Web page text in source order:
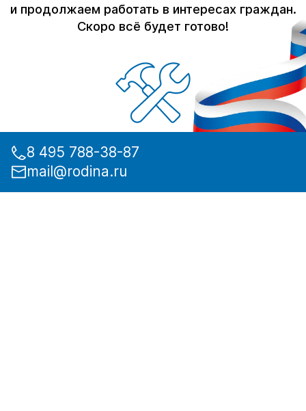
и продолжаем работать в интересах граждан.
Скоро всё будет готово!
8 495 788-38-87
mail@rodina.ru